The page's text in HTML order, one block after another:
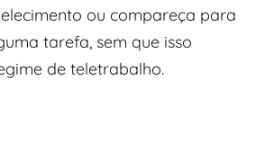
ou compareça para
tarefa, sem que isso
de teletrabalho.